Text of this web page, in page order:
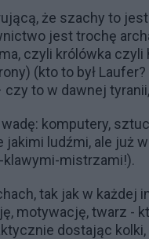
że szachy to
jest trochę
czyli królówka
(kto to był
to w dawnej
komputery,
jakimi ludźmi, ale
mistrzami!).
tak jak w każdej
motywację, twarz -
dostając